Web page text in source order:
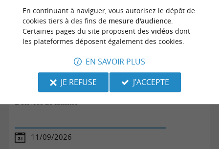
Délivrés de famille
11/09/2026
En continuant à naviguer, vous autorisez le dépôt de
cookies tiers à des fins de mesure d'audience.
Certaines pages du site proposent des vidéosdont
les plateformes déposent également des cookies.
EN SAVOIR PLUS
JE REFUSE
J'ACCEPTE